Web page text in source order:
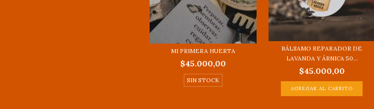
MI PRIMERA HUERTA
$45.000,00
SIN STOCK
BÁLSAMO REPARADOR DE
LAVANDA Y ÁRNICA 50...
$45.000,00